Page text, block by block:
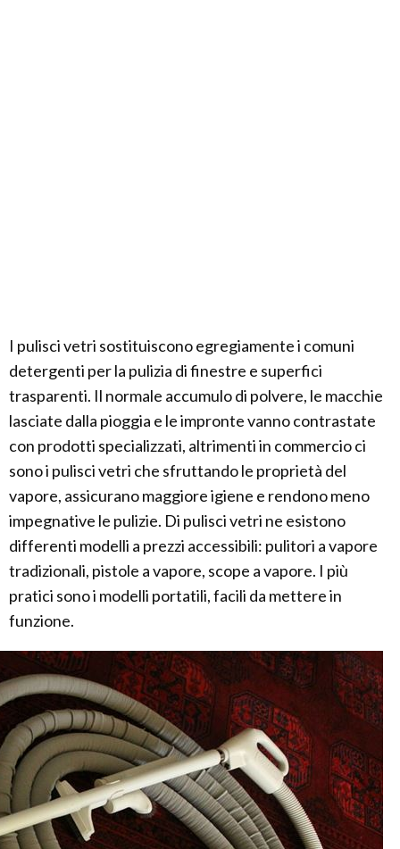
I pulisci vetri sostituiscono egregiamente i comuni
detergenti per la pulizia di finestre e superfici
trasparenti. Il normale accumulo di polvere, le macchie
lasciate dalla pioggia e le impronte vanno contrastate
con prodotti specializzati, altrimenti in commercio ci
sono i pulisci vetri che sfruttando le proprietà del
vapore, assicurano maggiore igiene e rendono meno
impegnative le pulizie. Di pulisci vetri ne esistono
differenti modelli a prezzi accessibili: pulitori a vapore
tradizionali, pistole a vapore, scope a vapore. I più
pratici sono i modelli portatili, facili da mettere in
funzione.